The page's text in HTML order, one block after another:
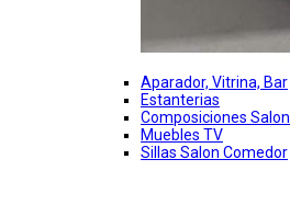
Aparador, Vitrina, Bar
Estanterias
Composiciones Salon
Muebles TV
Sillas Salon Comedor